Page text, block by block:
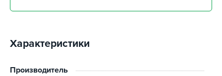
г. Киев, ул. Остафия
Характеристики
Производитель